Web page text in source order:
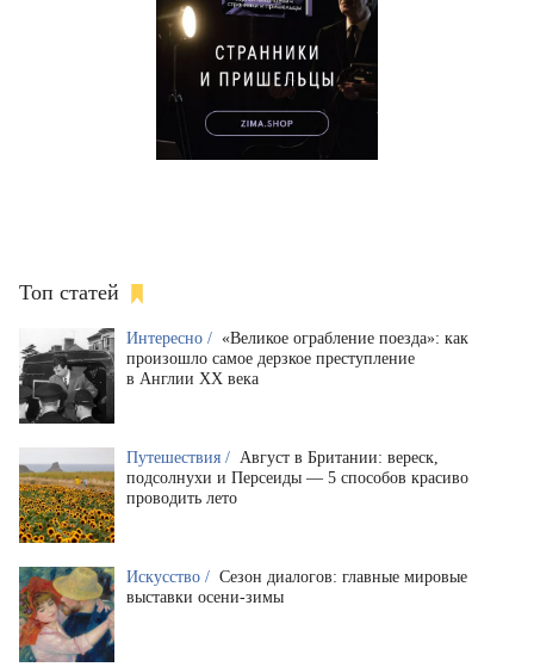
Топ статей
Интересно / «Великое ограбление поезда»: как
произошло самое дерзкое преступление
в Англии XX века
Путешествия / Август в Британии: вереск,
подсолнухи и Персеиды — 5 способов красиво
проводить лето
Искусство / Сезон диалогов: главные мировые
выставки осени-зимы